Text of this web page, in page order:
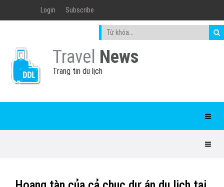
Login Subscribe
Travel News
Trang tin du lịch